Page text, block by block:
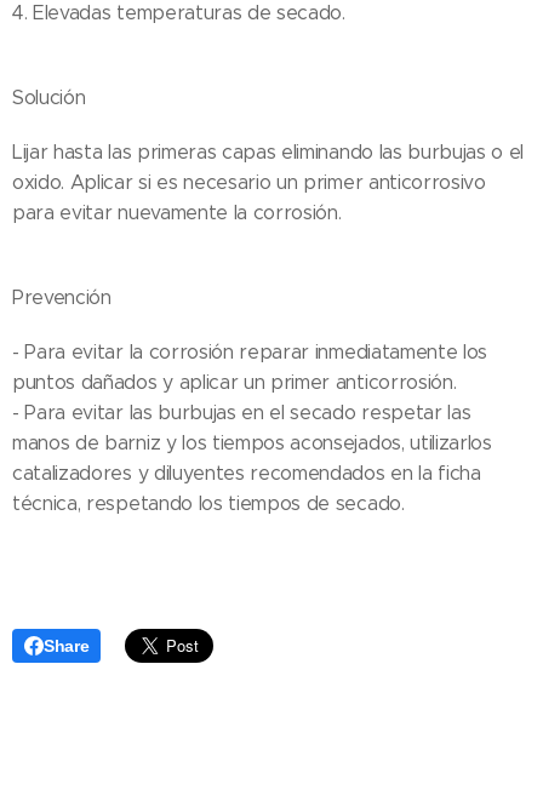
4. Elevadas temperaturas de secado.
Solución
Lijar hasta las primeras capas eliminando las burbujas o el
oxido. Aplicar si es necesario un primer anticorrosivo
para evitar nuevamente la corrosión.
Prevención
- Para evitar la corrosión reparar inmediatamente los
puntos dañados y aplicar un primer anticorrosión.
- Para evitar las burbujas en el secado respetar las
manos de barniz y los tiempos aconsejados, utilizarlos
catalizadores y diluyentes recomendados en la ficha
técnica, respetando los tiempos de secado.
Share